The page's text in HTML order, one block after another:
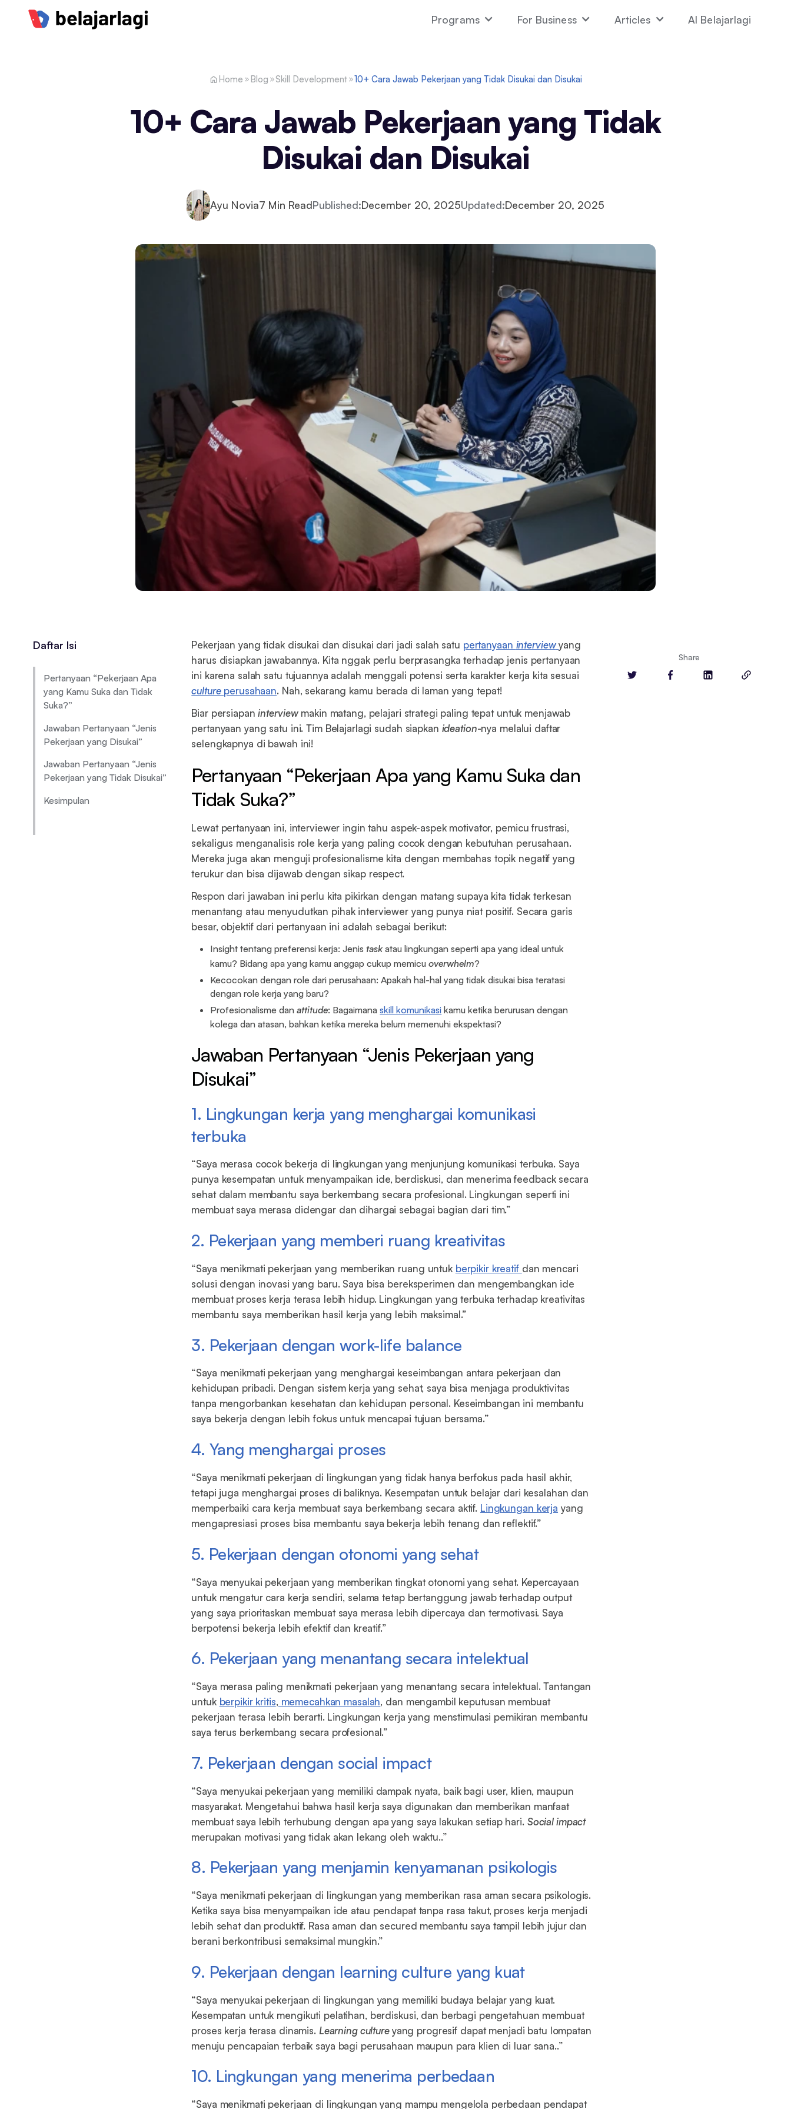
Programs For Business Articles AI Belajarlagi
Home Blog Skill Development 10+ Cara Jawab Pekerjaan yang Tidak Disukai dan Disukai
10+ Cara Jawab Pekerjaan yang Tidak
Disukai dan Disukai
Ayu Novia7 Min ReadPublished:December 20, 2025Updated:December 20, 2025
Daftar Isi
Pertanyaan “Pekerjaan Apa
yang Kamu Suka dan Tidak
Suka?”
Jawaban Pertanyaan “Jenis
Pekerjaan yang Disukai”
Jawaban Pertanyaan “Jenis
Pekerjaan yang Tidak Disukai”
Kesimpulan
Pekerjaan yang tidak disukai dan disukai dari jadi salah satu pertanyaan interview yang
harus disiapkan jawabannya. Kita nggak perlu berprasangka terhadap jenis pertanyaan
ini karena salah satu tujuannya adalah menggali potensi serta karakter kerja kita sesuai
cultureperusahaan. Nah, sekarang kamu berada di laman yang tepat!
Biar persiapaninterviewmakin matang, pelajari strategi paling tepat untuk menjawab
pertanyaan yang satu ini. Tim Belajarlagi sudah siapkan ideation-nya melalui daftar
selengkapnya di bawah ini!
Pertanyaan “Pekerjaan Apa yang Kamu Suka dan
Tidak Suka?”
Lewat pertanyaan ini, interviewer ingin tahu aspek-aspek motivator, pemicu frustrasi,
sekaligus menganalisis role kerja yang paling cocok dengan kebutuhan perusahaan.
Mereka juga akan menguji profesionalisme kita dengan membahas topik negatif yang
terukur dan bisa dijawab dengan sikap respect.
Respon dari jawaban ini perlu kita pikirkan dengan matang supaya kita tidak terkesan
menantang atau menyudutkan pihak interviewer yang punya niat positif. Secara garis
besar, objektif dari pertanyaan ini adalah sebagai berikut:
Insight tentang preferensi kerja: Jenistaskatau lingkungan seperti apa yang ideal untuk
kamu? Bidang apa yang kamu anggap cukup memicuoverwhelm?
Kecocokan dengan role dari perusahaan: Apakah hal-hal yang tidak disukai bisa teratasi
dengan role kerja yang baru?
Profesionalisme danattitude: Bagaimanaskill komunikasi kamu ketika berurusan dengan
kolega dan atasan, bahkan ketika mereka belum memenuhi ekspektasi?
Jawaban Pertanyaan “Jenis Pekerjaan yang
Disukai”
1. Lingkungan kerja yang menghargai komunikasi
terbuka
“Saya merasa cocok bekerja di lingkungan yang menjunjung komunikasi terbuka. Saya
punya kesempatan untuk menyampaikan ide, berdiskusi, dan menerima feedback secara
sehat dalam membantu saya berkembang secara profesional. Lingkungan seperti ini
membuat saya merasa didengar dan dihargai sebagai bagian dari tim.”
2. Pekerjaan yang memberi ruang kreativitas
“Saya menikmati pekerjaan yang memberikan ruang untuk berpikir kreatif dan mencari
solusi dengan inovasi yang baru. Saya bisa bereksperimen dan mengembangkan ide
membuat proses kerja terasa lebih hidup. Lingkungan yang terbuka terhadap kreativitas
membantu saya memberikan hasil kerja yang lebih maksimal.”
3. Pekerjaan dengan work-life balance
“Saya menikmati pekerjaan yang menghargai keseimbangan antara pekerjaan dan
kehidupan pribadi. Dengan sistem kerja yang sehat, saya bisa menjaga produktivitas
tanpa mengorbankan kesehatan dan kehidupan personal. Keseimbangan ini membantu
saya bekerja dengan lebih fokus untuk mencapai tujuan bersama.”
4. Yang menghargai proses
“Saya menikmati pekerjaan di lingkungan yang tidak hanya berfokus pada hasil akhir,
tetapi juga menghargai proses di baliknya. Kesempatan untuk belajar dari kesalahan dan
memperbaiki cara kerja membuat saya berkembang secara aktif. Lingkungan kerja yang
mengapresiasi proses bisa membantu saya bekerja lebih tenang dan reflektif.”
5. Pekerjaan dengan otonomi yang sehat
“Saya menyukai pekerjaan yang memberikan tingkat otonomi yang sehat. Kepercayaan
untuk mengatur cara kerja sendiri, selama tetap bertanggung jawab terhadap output
yang saya prioritaskan membuat saya merasa lebih dipercaya dan termotivasi. Saya
berpotensi bekerja lebih efektif dan kreatif.”
6. Pekerjaan yang menantang secara intelektual
“Saya merasa paling menikmati pekerjaan yang menantang secara intelektual. Tantangan
untuk berpikir kritis, memecahkan masalah, dan mengambil keputusan membuat
pekerjaan terasa lebih berarti. Lingkungan kerja yang menstimulasi pemikiran membantu
saya terus berkembang secara profesional.”
7. Pekerjaan dengan social impact
“Saya menyukai pekerjaan yang memiliki dampak nyata, baik bagi user, klien, maupun
masyarakat. Mengetahui bahwa hasil kerja saya digunakan dan memberikan manfaat
membuat saya lebih terhubung dengan apa yang saya lakukan setiap hari. Social impact
merupakan motivasi yang tidak akan lekang oleh waktu..”
8. Pekerjaan yang menjamin kenyamanan psikologis
“Saya menikmati pekerjaan di lingkungan yang memberikan rasa aman secara psikologis.
Ketika saya bisa menyampaikan ide atau pendapat tanpa rasa takut, proses kerja menjadi
lebih sehat dan produktif. Rasa aman dan secured membantu saya tampil lebih jujur dan
berani berkontribusi semaksimal mungkin.”
9. Pekerjaan dengan learning culture yang kuat
“Saya menyukai pekerjaan di lingkungan yang memiliki budaya belajar yang kuat.
Kesempatan untuk mengikuti pelatihan, berdiskusi, dan berbagi pengetahuan membuat
proses kerja terasa dinamis. Learning cultureyang progresif dapat menjadi batu lompatan
menuju pencapaian terbaik saya bagi perusahaan maupun para klien di luar sana..”
10. Lingkungan yang menerima perbedaan
“Saya menikmati pekerjaan di lingkungan yang mampu mengelola perbedaan pendapat
Share